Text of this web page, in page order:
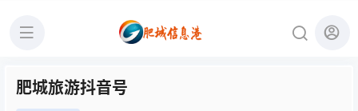
肥城旅游抖音号